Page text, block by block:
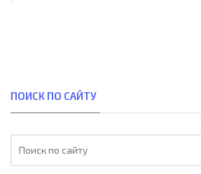
ПОИСК ПО САЙТУ